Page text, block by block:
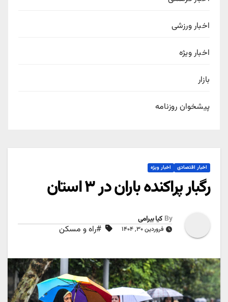
اخبار ورزشی
اخبار ویژه
بازار
پیشخوان روزنامه
اخبار اقتصادی اخبار ویژه
رگبار پراکنده باران در ۳ استان
By کیا بیرامی
فروردین ۳۰, ۱۴۰۴ #راه و مسکن